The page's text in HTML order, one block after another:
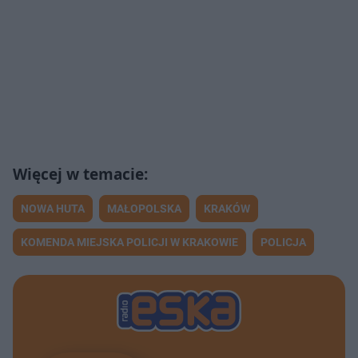
NOWA HUTA MAŁOPOLSKA KRAKÓW
KOMENDA MIEJSKA POLICJI W KRAKOWIE POLICJA